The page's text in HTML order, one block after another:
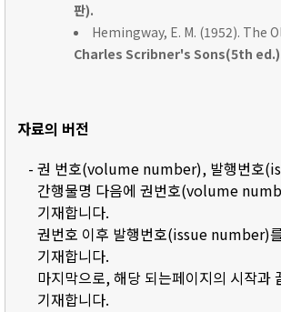
판).
Hemingway, E. M. (1952). The
Charles Scribner's Sons(5th
자료의 버전
- 권 번호(volume number), 발행번호
간행물명 다음에 권번호(volume
기재합니다.
권번호 이후 발행번호(issue number)
기재합니다.
마지막으로, 해당 되는페이지의 시작과
기재합니다.